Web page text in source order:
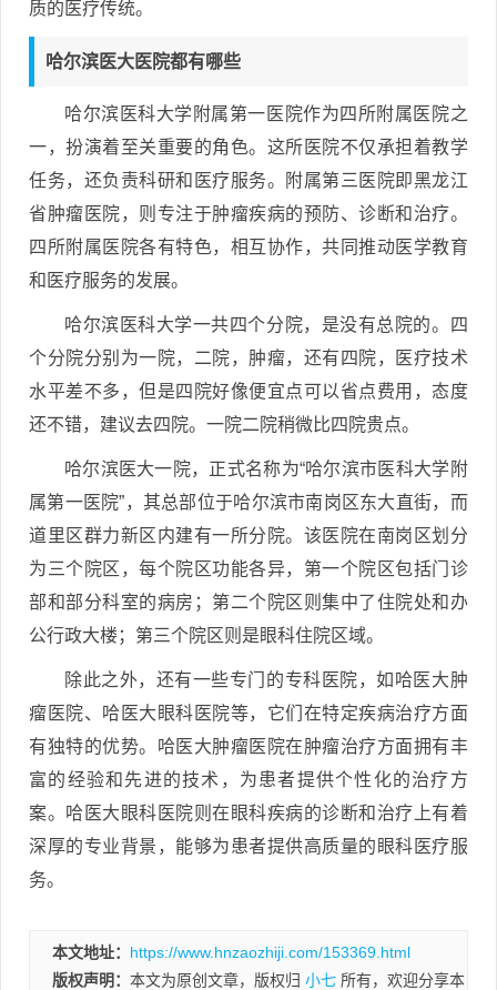
质的医疗传统。
哈尔滨医大医院都有哪些
哈尔滨医科大学附属第一医院作为四所附属医院之
一，扮演着至关重要的角色。这所医院不仅承担着教学
任务，还负责科研和医疗服务。附属第三医院即黑龙江
省肿瘤医院，则专注于肿瘤疾病的预防、诊断和治疗。
四所附属医院各有特色，相互协作，共同推动医学教育
和医疗服务的发展。
哈尔滨医科大学一共四个分院，是没有总院的。四
个分院分别为一院，二院，肿瘤，还有四院，医疗技术
水平差不多，但是四院好像便宜点可以省点费用，态度
还不错，建议去四院。一院二院稍微比四院贵点。
哈尔滨医大一院，正式名称为“哈尔滨市医科大学附
属第一医院”，其总部位于哈尔滨市南岗区东大直街，而
道里区群力新区内建有一所分院。该医院在南岗区划分
为三个院区，每个院区功能各异，第一个院区包括门诊
部和部分科室的病房；第二个院区则集中了住院处和办
公行政大楼；第三个院区则是眼科住院区域。
除此之外，还有一些专门的专科医院，如哈医大肿
瘤医院、哈医大眼科医院等，它们在特定疾病治疗方面
有独特的优势。哈医大肿瘤医院在肿瘤治疗方面拥有丰
富的经验和先进的技术，为患者提供个性化的治疗方
案。哈医大眼科医院则在眼科疾病的诊断和治疗上有着
深厚的专业背景，能够为患者提供高质量的眼科医疗服
务。
本文地址： https://www.hnzaozhiji.com/153369.html
版权声明： 本文为原创文章，版权归 小七 所有，欢迎分享本